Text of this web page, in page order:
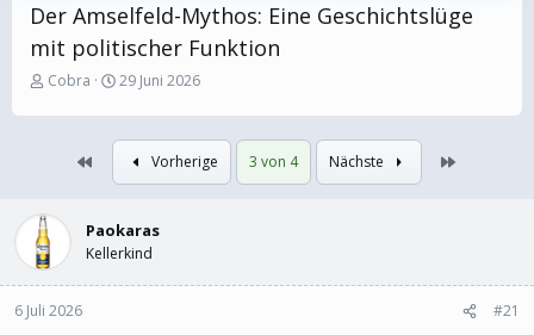
Der Amselfeld-Mythos: Eine Geschichtslüge
mit politischer Funktion
E
s
e
r
Cobra
E
s
t
l
t
a
29 Juni 2026
Vorherige 3 von 4 Nächste
Paokaras
Kellerkind
6 Juli 2026 #21